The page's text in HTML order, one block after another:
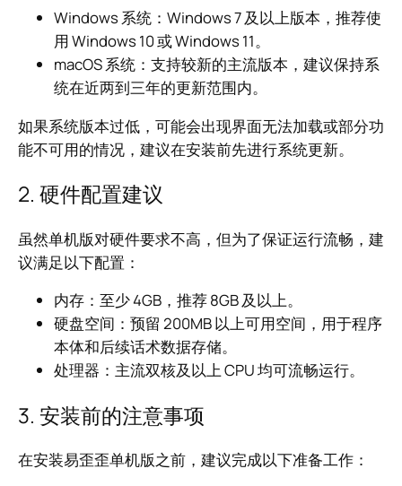
Windows 系统：Windows 7 及以上版本，推荐使
用 Windows 10 或 Windows 11。
macOS 系统：支持较新的主流版本，建议保持系
统在近两到三年的更新范围内。
如果系统版本过低，可能会出现界面无法加载或部分功
能不可用的情况，建议在安装前先进行系统更新。
2. 硬件配置建议
虽然单机版对硬件要求不高，但为了保证运行流畅，建
议满足以下配置：
内存：至少 4GB，推荐 8GB 及以上。
硬盘空间：预留 200MB 以上可用空间，用于程序
本体和后续话术数据存储。
处理器：主流双核及以上 CPU 均可流畅运行。
3. 安装前的注意事项
在安装易歪歪单机版之前，建议完成以下准备工作：